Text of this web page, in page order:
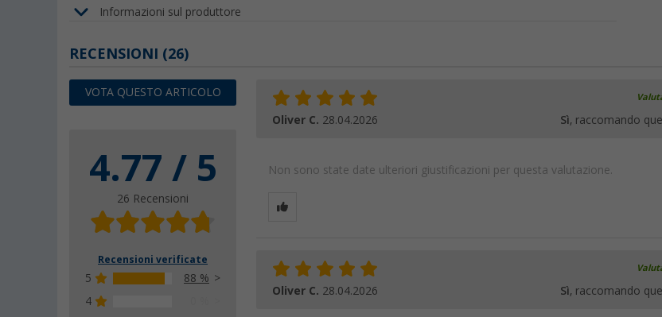
Informazioni sul produttore
RECENSIONI (26)
VOTA QUESTO ARTICOLO
4.77 / 5
26 Recensioni
Recensioni verificate
5
88 %
4
Oliver C. 28.04.2026 Sì, raccomando
Non sono state date ulteriori giustificazioni per questa valutazione.
Oliver C. 28.04.2026 Sì, raccomando